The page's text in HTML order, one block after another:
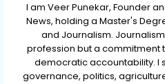
I am Veer Punekar, Founder
News, holding a Master's
and Journalism.
profession but a commitment
democratic accountability. I
governance, politics,